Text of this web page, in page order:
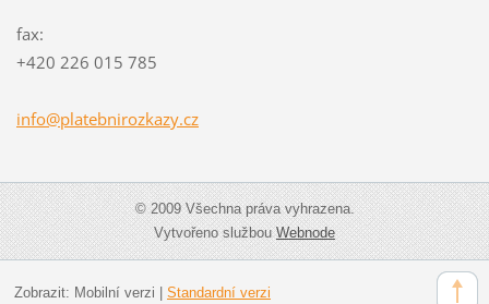
fax:
+420 226 015 785
info@platebnirozkazy.cz
© 2009 Všechna práva vyhrazena.
Vytvořeno službouWebnode
Zobrazit: Mobilní verzi Standardní verzi